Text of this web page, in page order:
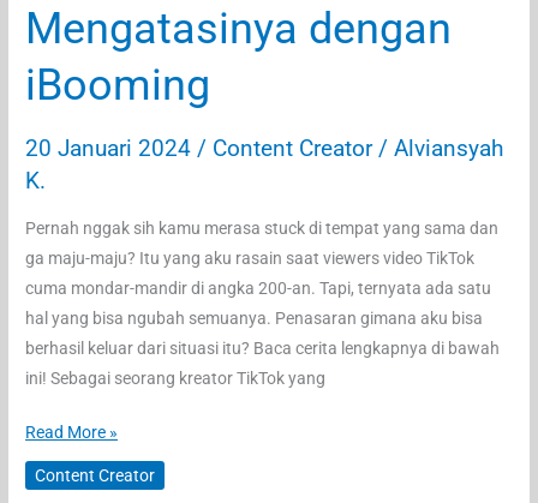
iBooming
Mengatasinya dengan
iBooming
20 Januari 2024/ Content Creator/Alviansyah
K.
Pernah nggak sih kamu merasa stuck di tempat yang sama dan
ga maju-maju? Itu yang aku rasain saat viewers video TikTok
cuma mondar-mandir di angka 200-an. Tapi, ternyata ada satu
hal yang bisa ngubah semuanya. Penasaran gimana aku bisa
berhasil keluar dari situasi itu? Baca cerita lengkapnya di bawah
ini! Sebagai seorang kreator TikTok yang
Pengalaman
Konten
TikTok
Read More »
Content Creator